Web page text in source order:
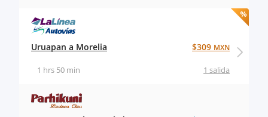
Uruapan a Morelia
1 salida
1 hrs 50 min
$309 MXN